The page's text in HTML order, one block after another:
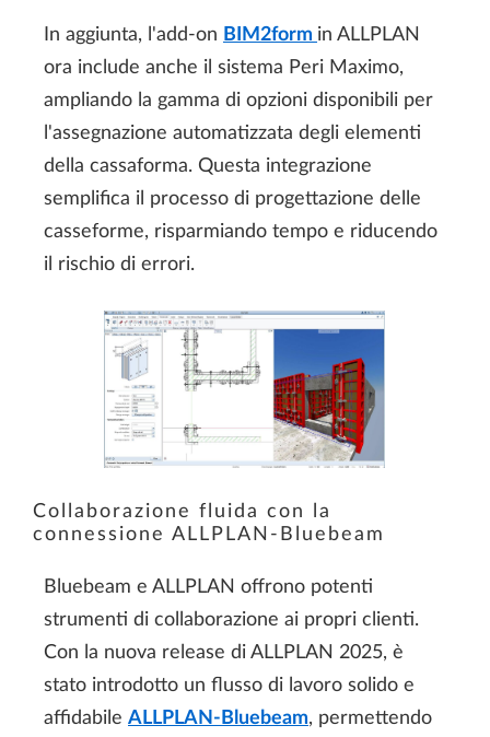
In aggiunta, l'add-on BIM2form in ALLPLAN
ora include anche il sistema Peri Maximo,
ampliando la gamma di opzioni disponibili per
l'assegnazione automatizzata degli elementi
della cassaforma. Questa integrazione
semplifica il processo di progettazione delle
casseforme, risparmiando tempo e riducendo
il rischio di errori.
Collaborazione fluida con la
connessione ALLPLAN-Bluebeam
Bluebeam e ALLPLAN offrono potenti
strumenti di collaborazione ai propri clienti.
Con la nuova release di ALLPLAN 2025, è
stato introdotto un flusso di lavoro solido e
affidabile ALLPLAN-Bluebeam, permettendo